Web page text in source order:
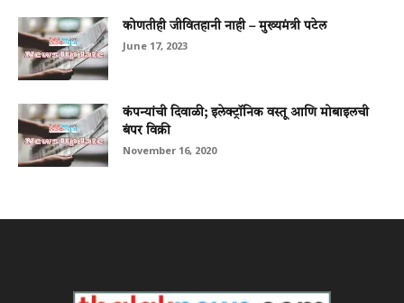
कोणतीही जीवितहानी नाही – मुख्यमंत्री पटेल
June 17, 2023
कंपन्यांची दिवाळी; इलेक्ट्रॉनिक वस्तू आणि मोबाइलची
बंपर विक्री
November 16, 2020